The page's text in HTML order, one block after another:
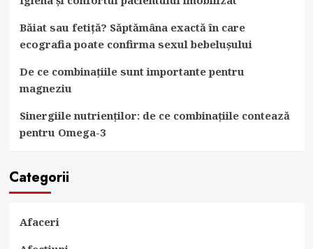
Băiat sau fetiță? Săptămâna exactă în care
ecografia poate confirma sexul bebelușului
De ce combinațiile sunt importante pentru
magneziu
Sinergiile nutrienților: de ce combinațiile contează
pentru Omega-3
Categorii
Afaceri